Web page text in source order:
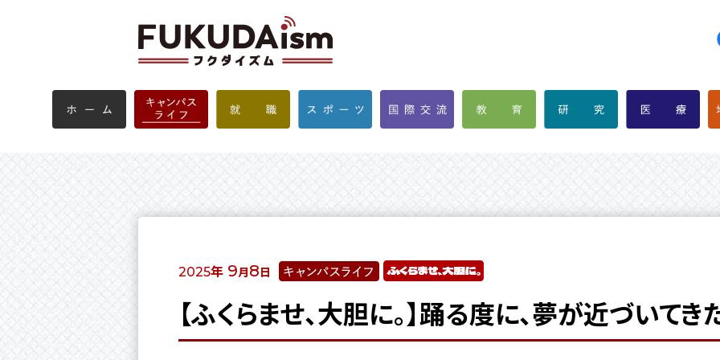
2025年 9月8日
【ふくらませ、大胆に。】踊る度に、夢が近づいてき